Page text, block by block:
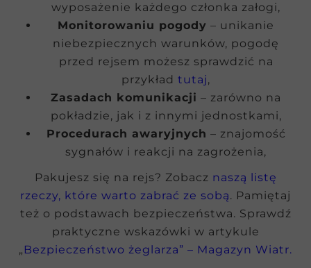
wyposażenie każdego członka załogi,
Monitorowaniu pogody – unikanie
niebezpiecznych warunków, pogodę
przed rejsem możesz sprawdzić na
przykład tutaj,
Zasadach komunikacji – zarówno na
pokładzie, jak i z innymi jednostkami,
Procedurach awaryjnych – znajomość
sygnałów i reakcji na zagrożenia,
Pakujesz się na rejs? Zobacz naszą listę
rzeczy, które warto zabrać ze sobą. Pamiętaj
też o podstawach bezpieczeństwa. Sprawdź
praktyczne wskazówki w artykule
„ Bezpieczeństwo żeglarza” – Magazyn Wiatr.